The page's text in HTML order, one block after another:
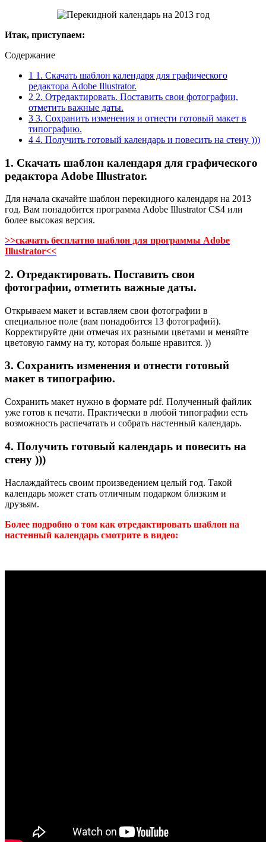
Итак, приступаем:
Содержание
1 1. Скачать шаблон календаря для графического
редактора Adobe Illustrator.
2 2. Отредактировать. Поставить свои фотографии,
отметить важные даты.
3 3. Сохранить изменения и отнести готовый макет в
типографию.
4 4. Получить готовый календарь и повесить на стену )))
1. Скачать шаблон календаря для графического
редактора Adobe Illustrator.
Для начала скачайте шаблон перекидного календаря на 2013
год. Вам понадобится программа Adobe Illustrator CS4 или
более высокая версия.
>>скачать бесплатно шаблон для программы Adobe
Illustrator<<
2. Отредактировать. Поставить свои
фотографии, отметить важные даты.
Открываем макет и вставляем свои фотографии в
специальное поле (вам понадобится 13 фотографий).
Корректируйте дни отмечая их разными цветами и меняйте
цветовую гамму на ту, которая больше нравится. ))
3. Сохранить изменения и отнести готовый
макет в типографию.
Сохранить макет нужно в формате pdf. Полученный файлик
уже готов к печати. Практически в любой типографии есть
возможность распечатать и собрать настенный календарь.
4. Получить готовый календарь и повесить на
стену )))
Наслаждайтесь своим произведением целый год. Такой
календарь может стать отличным подарком близким и
друзьям.
Более подробно о том как отредактировать шаблон на
настенный календарь смотрите в видео: